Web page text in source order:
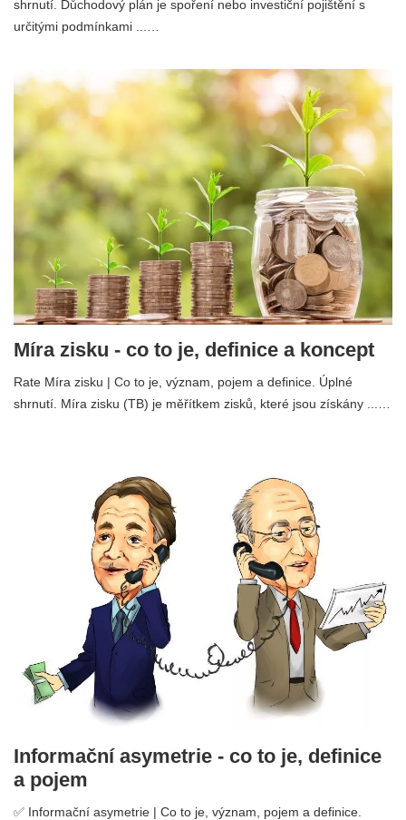
shrnutí. Důchodový plán je spoření nebo investiční pojištění s
určitými podmínkami ...…
Míra zisku - co to je, definice a koncept
Rate Míra zisku | Co to je, význam, pojem a definice. Úplné
shrnutí. Míra zisku (TB) je měřítkem zisků, které jsou získány ...…
Informační asymetrie - co to je, definice
a pojem
✅ Informační asymetrie | Co to je, význam, pojem a definice.